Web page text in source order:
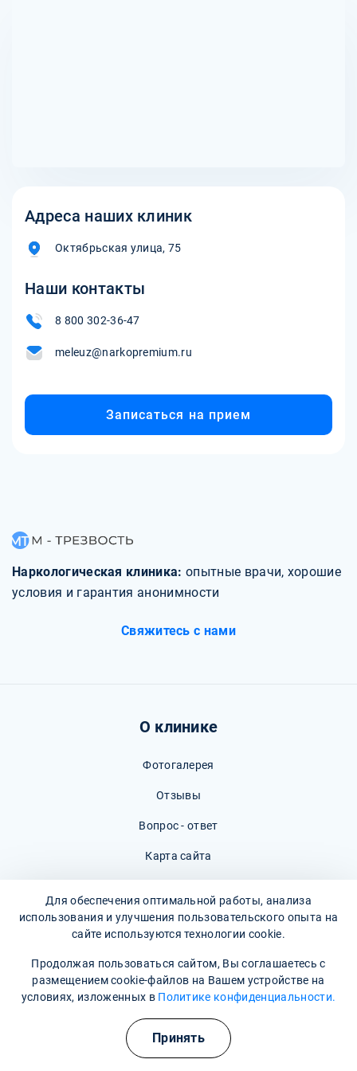
Адреса наших клиник
Октябрьская улица, 75
Наши контакты
8 800 302-36-47
meleuz@narkopremium.ru
Записаться на прием
Наркологическая клиника: опытные врачи, хорошие
условия и гарантия анонимности
Свяжитесь с нами
О клинике
Фотогалерея
Отзывы
Вопрос - ответ
Карта сайта
Пользовательское соглашение
Наши контакты
г. Мелеуз, Октябрьская улица, 75
Для обеспечения оптимальной работы, анализа
использования и улучшения пользовательского опыта на
сайте используются технологии cookie.
Продолжая пользоваться сайтом, Вы соглашаетесь с
размещением cookie-файлов на Вашем устройстве на
условиях, изложенных в Политике конфиденциальности.
Принять